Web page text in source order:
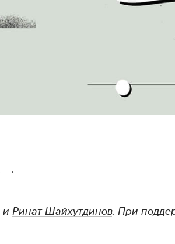
и Ринат Шайхутдинов. При